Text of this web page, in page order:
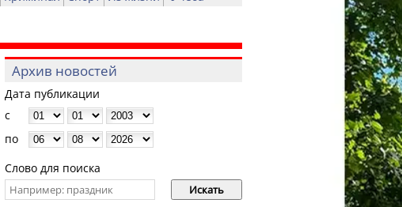
Архив новостей
Дата публикации
с
по
Слово для поиска